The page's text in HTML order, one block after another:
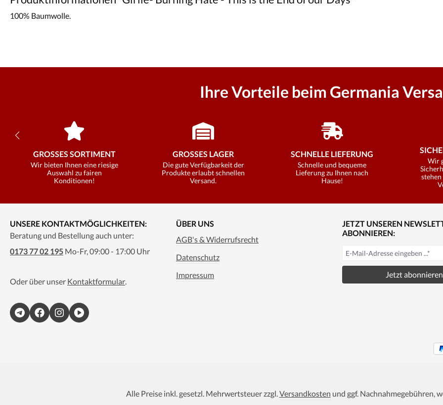
100% Baumwolle.
Ihre Vorteile beim Germania
GROSSES SORTIMENT
Wir bieten Ihnen eine riesige
Auswahl zu fairen
Konditionen!
GROSSES LAGER
Die gute Verfügbarkeit der
Produkte erlaubt schnellen
Versand.
SCHNELLE LIEFERUNG
Schnelle und bequeme
Lieferung zu Ihnen nach
Hause!
Wir
UNSERE KONTAKTMÖGLICHKEITEN:
Beratung und Bestellung auch unter:
0173 77 02 195 Mo-Fr, 09:00 - 17:00 Uhr
Oder über unser Kontaktformular.
ÜBER UNS
AGB's & Widerrufsrecht
Datenschutz
Impressum
JETZT UNSEREN
ABONNIEREN:
Jetzt
Alle Preise inkl. gesetzl. Mehrwertsteuer zzgl.Versandkosten und ggf. Nachnahmegebühren,